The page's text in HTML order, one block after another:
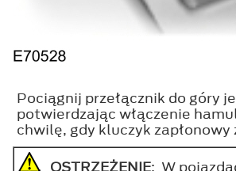
Pociągnij przełącznik do góry
potwierdzając włączenie
chwilę, gdy kluczyk
OSTRZEŻENIE: W